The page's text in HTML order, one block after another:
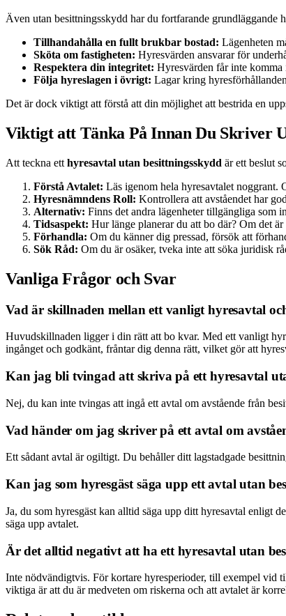
Även utan besittningsskydd har du fortfarande grundläggande
Tillhandahålla en fullt brukbar bostad: Lägenheten
Sköta om fastigheten: Hyresvärden ansvarar för
Respektera din integritet: Hyresvärden får inte
Följa hyreslagen i övrigt: Lagar kring
Det är dock viktigt att förstå att din möjlighet att bestrida en
Viktigt att Tänka På Innan Du Skriver
Att teckna ett hyresavtal utan besittningsskydd är ett beslut
Förstå Avtalet: Läs igenom hela hyresavtalet noggrant.
Hyresnämndens Roll: Kontrollera att avståendet har
Alternativ: Finns det andra lägenheter tillgängliga som
Tidsaspekt: Hur länge planerar du att bo där? Om det
Förhandla: Om du känner dig pressad, försök att
Sök Råd: Om du är osäker, tveka inte att söka juridisk
Vanliga Frågor och Svar
Vad är skillnaden mellan ett vanligt hyresavtal
Huvudskillnaden ligger i din rätt att bo kvar. Med ett vanligt
ingånget och godkänt, fråntar dig denna rätt, vilket gör att
Kan jag bli tvingad att skriva på ett hyresavtal
Nej, du kan inte tvingas att ingå ett avtal om avstående från
Vad händer om jag skriver på ett avtal om
Ett sådant avtal är ogiltigt. Du behåller ditt lagstadgade
Kan jag som hyresgäst säga upp ett avtal utan
Ja, du som hyresgäst kan alltid säga upp ditt hyresavtal enligt
säga upp avtalet.
Är det alltid negativt att ha ett hyresavtal utan
Inte nödvändigtvis. För kortare hyresperioder, till exempel vid
viktiga är att du är medveten om riskerna och att avtalet är